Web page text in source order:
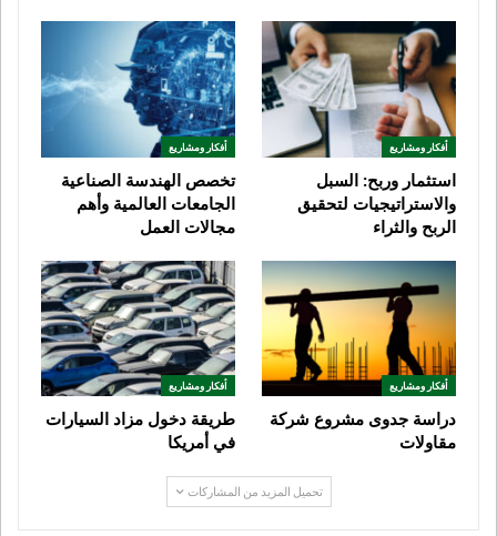
أفكار ومشاريع
استثمار وربح: السبل
والاستراتيجيات لتحقيق
الربح والثراء
أفكار ومشاريع
تخصص الهندسة الصناعية
الجامعات العالمية وأهم
مجالات العمل
أفكار ومشاريع
دراسة جدوى مشروع شركة
مقاولات
أفكار ومشاريع
طريقة دخول مزاد السيارات
في أمريكا
تحميل المزيد من المشاركات